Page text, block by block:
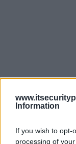
Information
If you wish to opt-
processing of